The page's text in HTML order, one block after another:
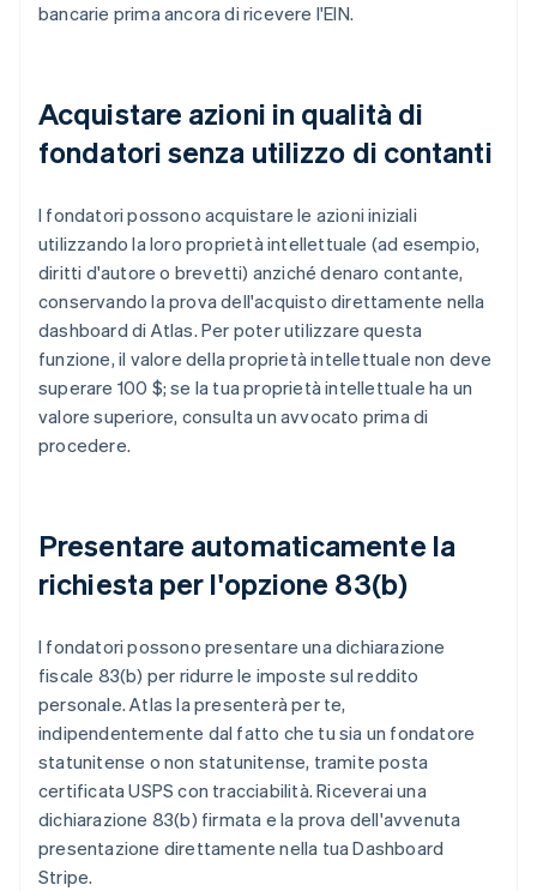
bancarie prima ancora di ricevere l'EIN.
Acquistare azioni in qualità di
fondatori senza utilizzo di contanti
I fondatori possono acquistare le azioni iniziali
utilizzando la loro proprietà intellettuale (ad esempio,
diritti d'autore o brevetti) anziché denaro contante,
conservando la prova dell'acquisto direttamente nella
dashboard di Atlas. Per poter utilizzare questa
funzione, il valore della proprietà intellettuale non deve
superare 100 $; se la tua proprietà intellettuale ha un
valore superiore, consulta un avvocato prima di
procedere.
Presentare automaticamente la
richiesta per l'opzione 83(b)
I fondatori possono presentare una dichiarazione
fiscale 83(b) per ridurre le imposte sul reddito
personale. Atlas la presenterà per te,
indipendentemente dal fatto che tu sia un fondatore
statunitense o non statunitense, tramite posta
certificata USPS con tracciabilità. Riceverai una
dichiarazione 83(b) firmata e la prova dell'avvenuta
presentazione direttamente nella tua Dashboard
Stripe.